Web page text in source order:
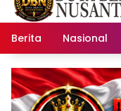
Berita Nasional